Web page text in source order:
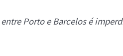
Porto e Barcelos é